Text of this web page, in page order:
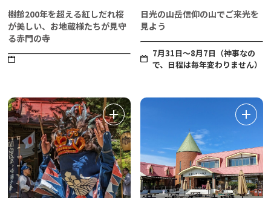
樹齢200年を超える紅しだれ桜
が美しい、お地蔵様たちが見守
る赤門の寺
日光の山岳信仰の山でご来光を
見よう
7月31日～8月7日（神事なの
で、日程は毎年変わりません）